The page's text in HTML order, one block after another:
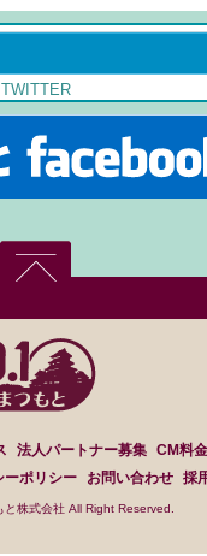
TWITTER
法人パートナー募集 CM料
ーポリシー お問い合わせ 採
株式会社 All Right Reserved.